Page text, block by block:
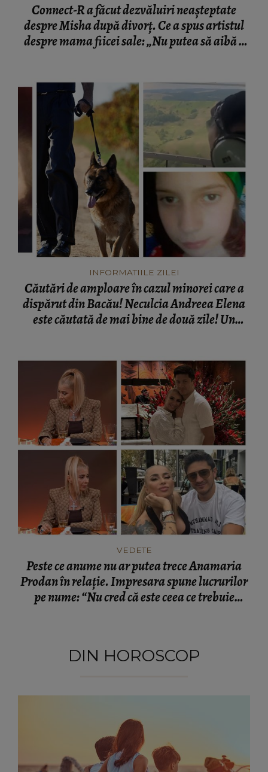
Connect-R a făcut dezvăluiri neașteptate
despre Misha după divorț. Ce a spus artistul
despre mama fiicei sale: „Nu putea să aibă o
INFORMATIILE ZILEI
Căutări de amploare în cazul minorei care a
dispărut din Bacău! Neculcia Andreea Elena
este căutată de mai bine de două zile! Un
VEDETE
Peste ce anume nu ar putea trece Anamaria
Prodan în relație. Impresara spune lucrurilor
pe nume: “Nu cred că este ceea ce trebuie
DIN HOROSCOP